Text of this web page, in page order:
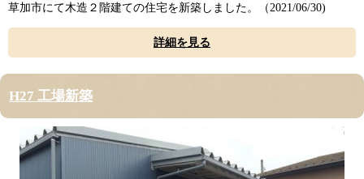
草加市にて木造２階建ての住宅を新築しました。（2021/06/30)
詳細を見る
H27 工場新築